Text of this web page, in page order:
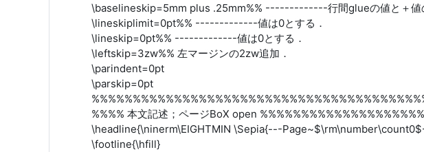
\baselineskip=5mm plus .25mm%% -------------行間glueの値と＋値
\lineskiplimit=0pt%% -------------値は0とする．
\lineskip=0pt%% -------------値は0とする．
\leftskip=3zw%% 左マージンの2zw追加．
\parindent=0pt
\parskip=0pt
%%%% 本文記述；ページBoX open
\headline{\ninerm\EIGHTMIN \Sepia{---
\footline{\hfill}